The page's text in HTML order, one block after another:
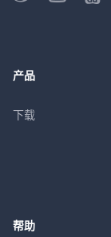
产品
下载
帮助